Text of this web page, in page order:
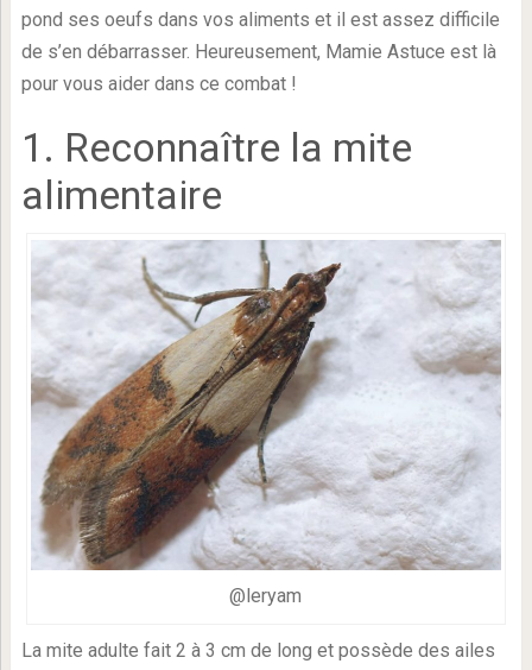
pond ses oeufs dans vos aliments et il est assez difficile
de s’en débarrasser. Heureusement, Mamie Astuce est là
pour vous aider dans ce combat !
1. Reconnaître la mite
alimentaire
@leryam
La mite adulte fait 2 à 3 cm de long et possède des ailes